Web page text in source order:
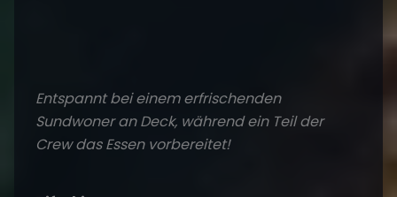
Ihr braucht
(für 12 Stück):